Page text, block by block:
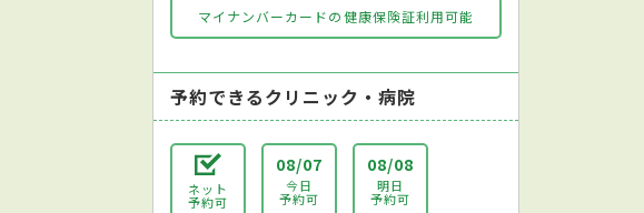
マイナンバーカードの健康保険証利用可能
予約できるクリニック・病院
ネット
予約可
08/07
今日
予約可
08/08
明日
予約可